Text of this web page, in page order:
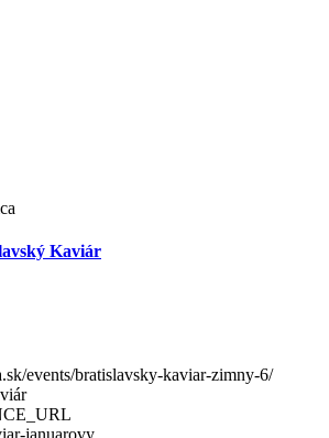
Kaviár
events/bratislavsky-kaviar-zimny-6/
januarovy